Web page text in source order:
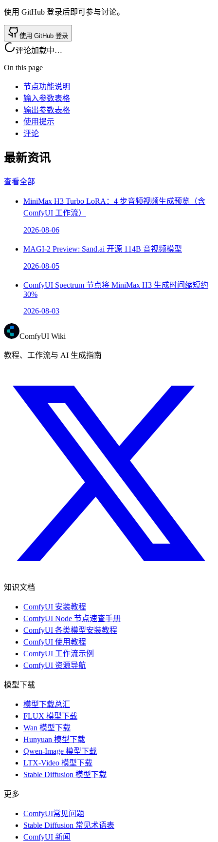
使用 GitHub 登录后即可参与讨论。
使用 GitHub 登录
评论加载中…
On this page
节点功能说明
输入参数表格
输出参数表格
使用提示
评论
最新资讯
查看全部
MiniMax H3 Turbo LoRA：4 步音频视频生成预览（含
ComfyUI 工作流）
2026-08-06
MAGI-2 Preview: Sand.ai 开源 114B 音视频模型
2026-08-05
ComfyUI Spectrum 节点将 MiniMax H3 生成时间缩短约
30%
2026-08-03
ComfyUI Wiki
教程、工作流与 AI 生成指南
知识文档
ComfyUI 安装教程
ComfyUI Node 节点速查手册
ComfyUI 各类模型安装教程
ComfyUI 使用教程
ComfyUI 工作流示例
ComfyUI 资源导航
模型下载
模型下载总汇
FLUX 模型下载
Wan 模型下载
Hunyuan 模型下载
Qwen-Image 模型下载
LTX-Video 模型下载
Stable Diffusion 模型下载
更多
ComfyUI常见问题
Stable Diffusion 常见术语表
ComfyUI 新闻